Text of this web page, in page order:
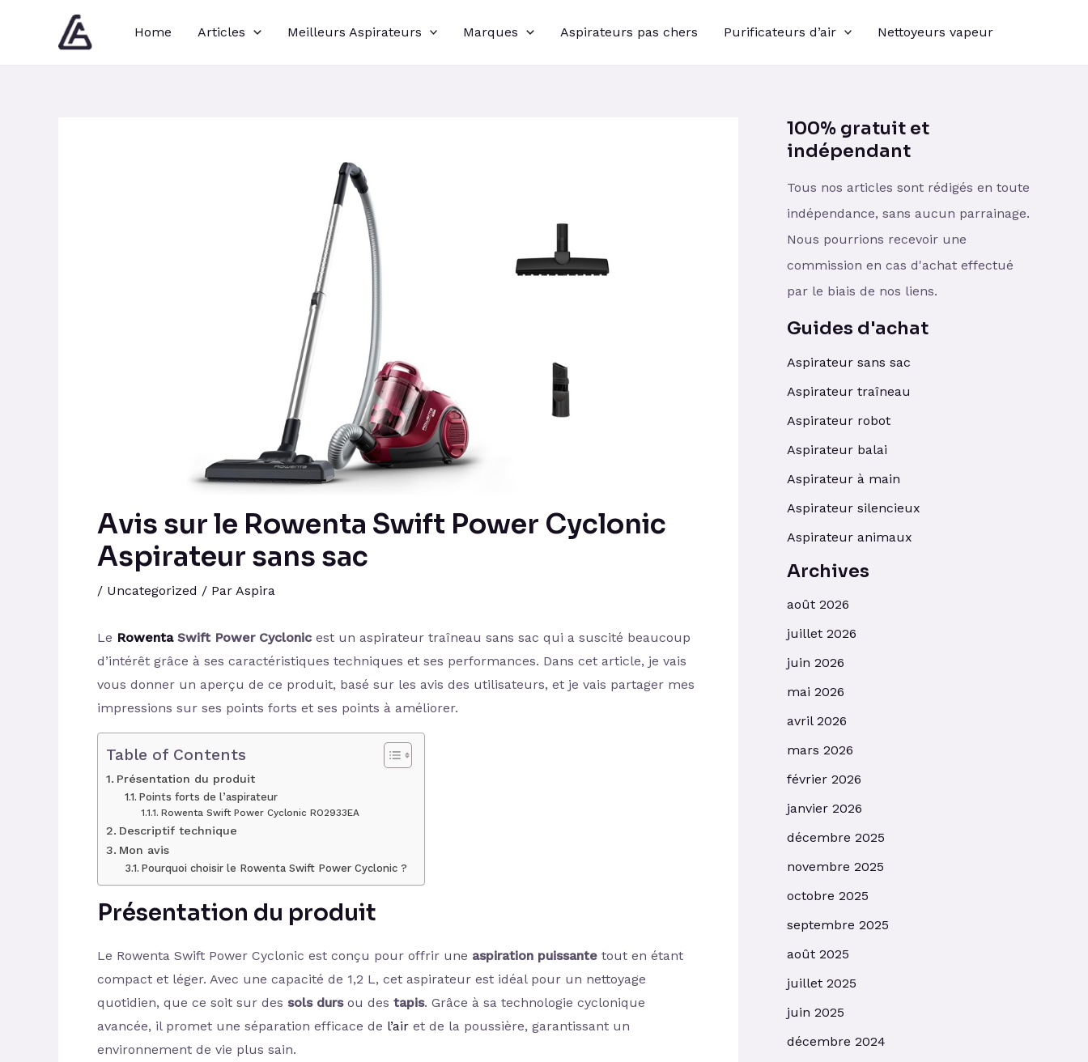
Home Articles Meilleurs Aspirateurs Marques Aspirateurs pas chers Purificateurs d’air Nettoyeurs vapeur
Avis sur le Rowenta Swift Power Cyclonic
Aspirateur sans sac
/ Uncategorized / Par Aspira
Le RowentaSwift Power Cyclonic est un aspirateur traîneau sans sac qui a suscité beaucoup
d’intérêt grâce à ses caractéristiques techniques et ses performances. Dans cet article, je vais
vous donner un aperçu de ce produit, basé sur les avis des utilisateurs, et je vais partager mes
impressions sur ses points forts et ses points à améliorer.
Table of Contents
Présentation du produit
Points forts de l’aspirateur
Rowenta Swift Power Cyclonic RO2933EA
Descriptif technique
Mon avis
Pourquoi choisir le Rowenta Swift Power Cyclonic ?
Présentation du produit
Le Rowenta Swift Power Cyclonic est conçu pour offrir une aspiration puissante tout en étant
compact et léger. Avec une capacité de 1,2 L, cet aspirateur est idéal pour un nettoyage
quotidien, que ce soit sur des sols dursou des tapis. Grâce à sa technologie cyclonique
avancée, il promet une séparation efficace de l’air et de la poussière, garantissant un
environnement de vie plus sain.
100% gratuit et
indépendant
Tous nos articles sont rédigés en toute
indépendance, sans aucun parrainage.
Nous pourrions recevoir une
commission en cas d'achat effectué
par le biais de nos liens.
Guides d'achat
Aspirateur sans sac
Aspirateur traîneau
Aspirateur robot
Aspirateur balai
Aspirateur à main
Aspirateur silencieux
Aspirateur animaux
Archives
août 2026
juillet 2026
juin 2026
mai 2026
avril 2026
mars 2026
février 2026
janvier 2026
décembre 2025
novembre 2025
octobre 2025
septembre 2025
août 2025
juillet 2025
juin 2025
décembre 2024